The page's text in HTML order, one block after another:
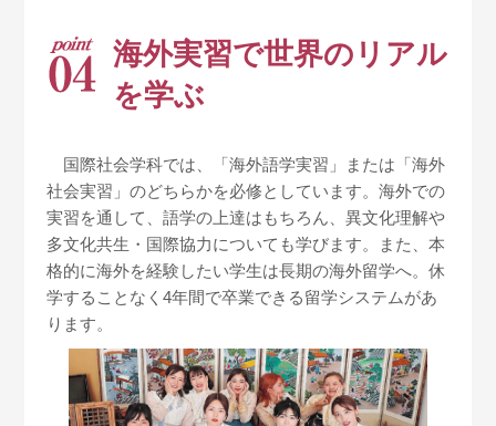
海外実習で世界のリアル
を学ぶ
国際社会学科では、「海外語学実習」または「海外
社会実習」のどちらかを必修としています。海外での
実習を通して、語学の上達はもちろん、異文化理解や
多文化共生・国際協力についても学びます。また、本
格的に海外を経験したい学生は長期の海外留学へ。休
学することなく4年間で卒業できる留学システムがあ
ります。